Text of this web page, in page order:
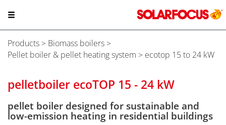
Products > Biomass boilers >
Pellet boiler & pellet heating system > ecotop 15 to 24 kW
pelletboiler ecoTOP 15 - 24 kW
pellet boiler designed for sustainable and
low-emission heating in residential buildings